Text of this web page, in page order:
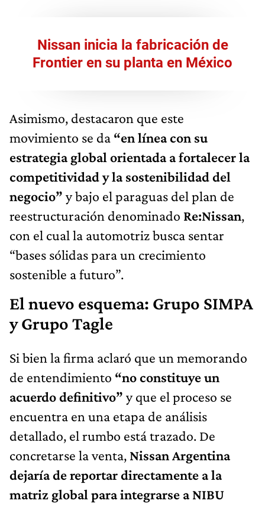
Nissan inicia la fabricación de
Frontier en su planta en México
Asimismo, destacaron que este
movimiento se da “en línea con su
estrategia global orientada a fortalecer la
competitividad y la sostenibilidad del
negocio” y bajo el paraguas del plan de
reestructuración denominado Re:Nissan,
con el cual la automotriz busca sentar
“bases sólidas para un crecimiento
sostenible a futuro”.
El nuevo esquema: Grupo SIMPA
y Grupo Tagle
Si bien la firma aclaró que un memorando
de entendimiento “no constituye un
acuerdo definitivo” y que el proceso se
encuentra en una etapa de análisis
detallado, el rumbo está trazado. De
concretarse la venta, Nissan Argentina
dejaría de reportar directamente a la
matriz global para integrarse a NIBU